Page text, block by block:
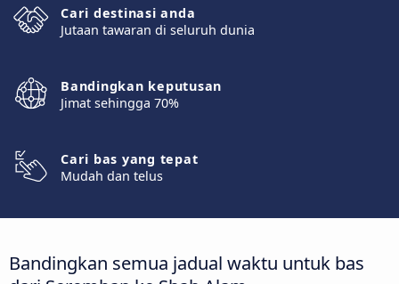
Cari destinasi anda
Jutaan tawaran di seluruh dunia
Bandingkan keputusan
Jimat sehingga 70%
Cari bas yang tepat
Mudah dan telus
Bandingkan semua jadual waktu untuk bas